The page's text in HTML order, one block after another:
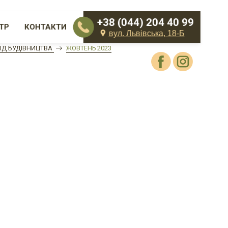
КОНТАКТИ +38 (044) 204 40 99
вул. Львівська, 18-Б
БУДІВНИЦТВА ЖОВТЕНЬ 2023